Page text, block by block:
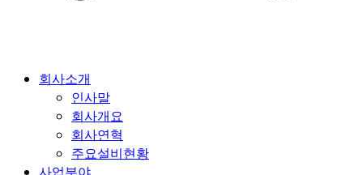
회사소개
인사말
회사개요
회사연혁
주요설비현황